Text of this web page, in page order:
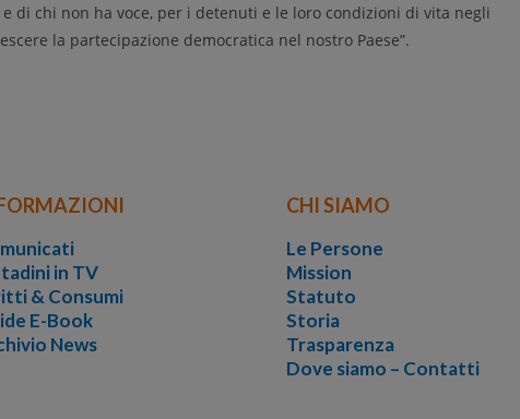
e di chi non ha voce, per i detenuti e le loro condizioni di vita negli
la partecipazione democratica nel nostro Paese”.
in TV
& Consumi
E-Book
News
CHI SIAMO
Le Persone
Mission
Statuto
Storia
Trasparenza
Dove siamo – Contatti